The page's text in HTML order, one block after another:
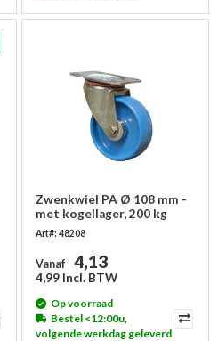
Zwenkwiel PA Ø 108 mm -
met kogellager, 200 kg
Art#: 48208
Vanaf 4,13
4,99 Incl. BTW
Op voorraad
Bestel <12:00u,
volgende werkdag geleverd